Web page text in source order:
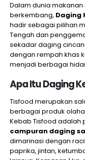
Dalam dunia
berkembang, Daging
hadir sebagai pilihan
Tengah dan
sekadar daging
dengan rempah khas
menjadi berbagai
Apa Itu Daging
Tisfood merupakan
berbagai produk
Kebab Tisfood adalah
campuran daging
dimarinasi dengan
paprika, jintan,